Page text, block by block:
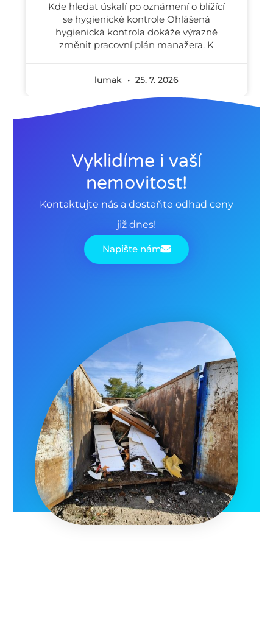
Kde hledat úskalí po oznámení o blížící
se hygienické kontrole Ohlášená
hygienická kontrola dokáže výrazně
změnit pracovní plán manažera. K
lumak 25. 7. 2026
Vyklidíme i vaší
nemovitost!
Kontaktujte nás a dostaňte odhad ceny
již dnes!
Napište nám